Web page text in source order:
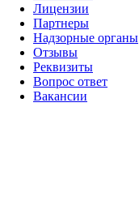
Лицензии
Партнеры
Надзорные органы
Отзывы
Реквизиты
Вопрос ответ
Вакансии